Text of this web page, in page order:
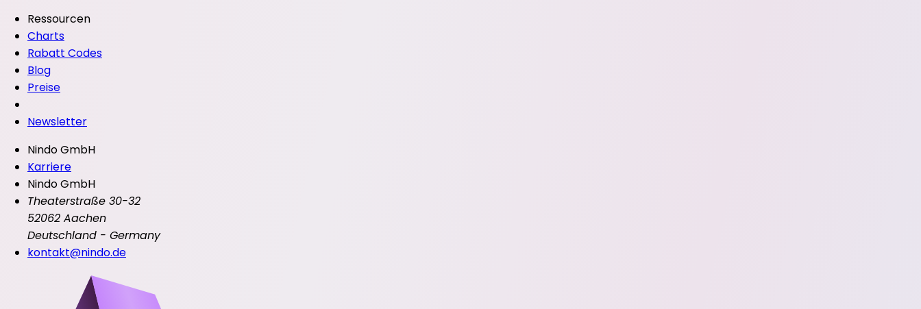
Ressourcen
Charts
Rabatt Codes
Blog
Preise
Newsletter
Nindo GmbH
Karriere
Nindo GmbH
Theaterstraße 30-32
52062 Aachen
Deutschland - Germany
kontakt@nindo.de